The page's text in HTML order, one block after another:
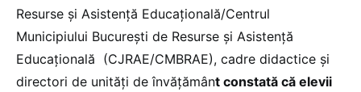
Resurse și Asistență Educațională/Centrul
Municipiului București de Resurse și Asistență
Educațională (CJRAE/CMBRAE), cadre didactice și
directori de unități de învățământ constată că elevii